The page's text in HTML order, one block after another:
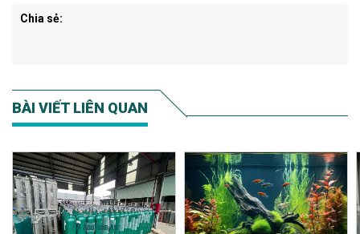
Chia sẻ:
BÀI VIẾT LIÊN QUAN